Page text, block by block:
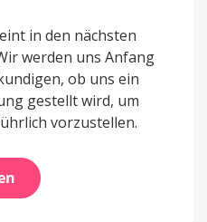
in den nächsten
werden uns Anfang
ob uns ein
gestellt wird, um
vorzustellen.